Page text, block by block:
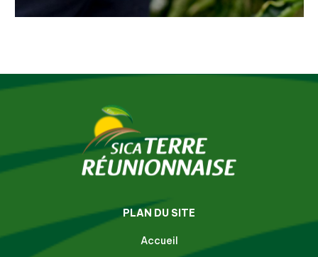
PLAN DU SITE
Accueil